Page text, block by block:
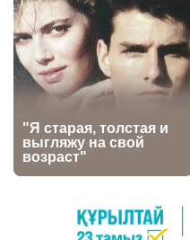
5
⚠️ Доброе утро,
главных новостей
2794 0 1
6
🗣Глава
соболезнования
қаһарманы Ивана
2773 2 42
🇫🇷 Клуб ПСЖ